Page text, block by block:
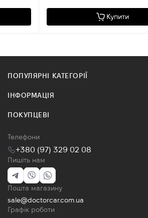
Купити
ПОПУЛЯРНІ КАТЕГОРІЇ
ІНФОРМАЦІЯ
ПОКУПЦЕВІ
Телефони
+380 (97) 329 02 08
Пишіть нам
Пошта магазину
sale@doctorcar.com.ua
Графік роботи